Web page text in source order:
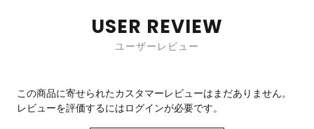
USER REVIEW
ユーザーレビュー
この商品に寄せられたカスタマーレビューはまだありません。
レビューを評価するにはログインが必要です。